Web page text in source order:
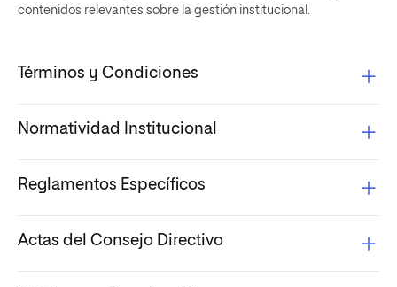
contenidos relevantes sobre la gestión institucional.
Términos y Condiciones
Normatividad Institucional
Reglamentos Específicos
Actas del Consejo Directivo